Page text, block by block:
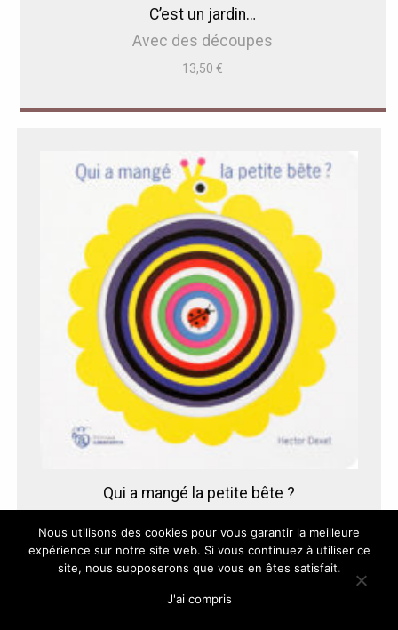
C’est un jardin…
Avec des découpes
13,50€
Qui a mangé la petite bête ?
12,50€
Nous utilisons des cookies pour vous garantir la meilleure
expérience sur notre site web. Si vous continuez à utiliser ce
site, nous supposerons que vous en êtes satisfait.
J'ai compris